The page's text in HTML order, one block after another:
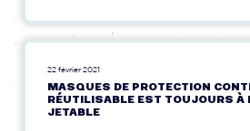
22 février 2021
MASQUES DE PROTECTION
RÉUTILISABLE EST TOUJOURS À
JETABLE